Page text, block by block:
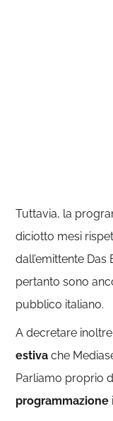
Tuttavia, la
diciotto mesi
dall’emittente Das
pertanto sono
pubblico italiano.
A decretare
estiva che
Parliamo proprio
programmazione